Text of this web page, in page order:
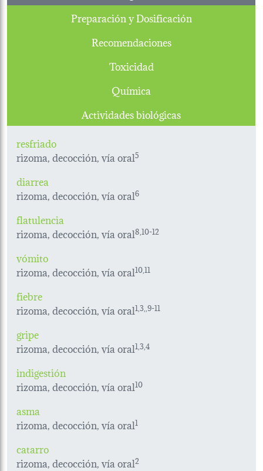
Preparación y Dosificación
Recomendaciones
Toxicidad
Química
Actividades biológicas
resfriado
rizoma, decocción, vía oral5
diarrea
rizoma, decocción, vía oral6
flatulencia
rizoma, decocción, vía oral8,10-12
vómito
rizoma, decocción, vía oral10,11
fiebre
rizoma, decocción, vía oral1,3,,9-11
gripe
rizoma, decocción, vía oral1,3,4
indigestión
rizoma, decocción, vía oral10
asma
rizoma, decocción, vía oral1
catarro
rizoma, decocción, vía oral2